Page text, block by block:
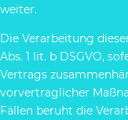
weiter.
Die Verarbeitung
Abs. 1 lit. b DSGVO,
Vertrags
vorvertraglicher
Fällen beruht die